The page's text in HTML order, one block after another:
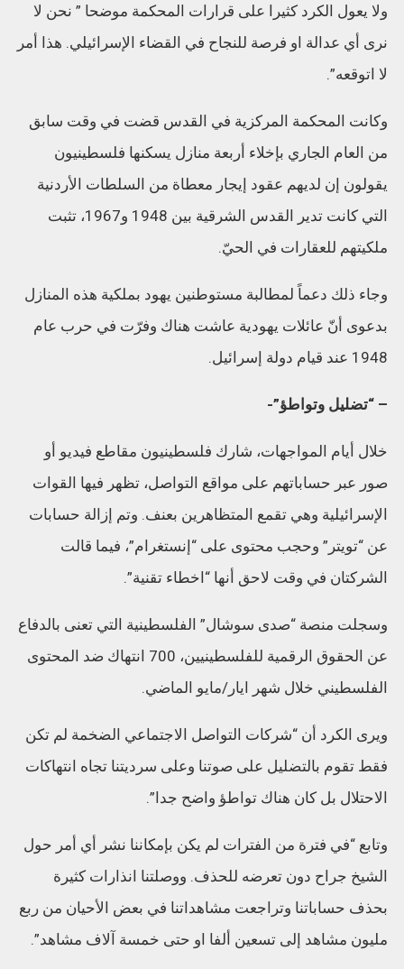
ولا يعول الكرد كثيرا على قرارات المحكمة موضحا ” نحن لا
نرى أي عدالة او فرصة للنجاح في القضاء الإسرائيلي. هذا أمر
لا اتوقعه”.
وكانت المحكمة المركزية في القدس قضت في وقت سابق
من العام الجاري بإخلاء أربعة منازل يسكنها فلسطينيون
يقولون إن لديهم عقود إيجار معطاة من السلطات الأردنية
التي كانت تدير القدس الشرقية بين 1948 و1967، تثبت
ملكيتهم للعقارات في الحيّ.
وجاء ذلك دعماً لمطالبة مستوطنين يهود بملكية هذه المنازل
بدعوى أنّ عائلات يهودية عاشت هناك وفرّت في حرب عام
1948 عند قيام دولة إسرائيل.
– “تضليل وتواطؤ”-
خلال أيام المواجهات، شارك فلسطينيون مقاطع فيديو أو
صور عبر حساباتهم على مواقع التواصل، تظهر فيها القوات
الإسرائيلية وهي تقمع المتظاهرين بعنف. وتم إزالة حسابات
عن “تويتر” وحجب محتوى على “إنستغرام”، فيما قالت
الشركتان في وقت لاحق أنها “اخطاء تقنية”.
وسجلت منصة “صدى سوشال” الفلسطينية التي تعنى بالدفاع
عن الحقوق الرقمية للفلسطينيين، 700 انتهاك ضد المحتوى
الفلسطيني خلال شهر ايار/مايو الماضي.
ويرى الكرد أن “شركات التواصل الاجتماعي الضخمة لم تكن
فقط تقوم بالتضليل على صوتنا وعلى سرديتنا تجاه انتهاكات
الاحتلال بل كان هناك تواطؤ واضح جدا”.
وتابع “في فترة من الفترات لم يكن بإمكاننا نشر أي أمر حول
الشيخ جراح دون تعرضه للحذف. ووصلتنا انذارات كثيرة
بحذف حساباتنا وتراجعت مشاهداتنا في بعض الأحيان من ربع
مليون مشاهد إلى تسعين ألفا او حتى خمسة آلاف مشاهد”.